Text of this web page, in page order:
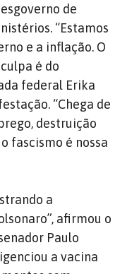
de
“Estamos
e a inflação. O
é do
federal Erika
“Chega de
destruição
fascismo é nossa
a
afirmou o
Paulo
a vacina